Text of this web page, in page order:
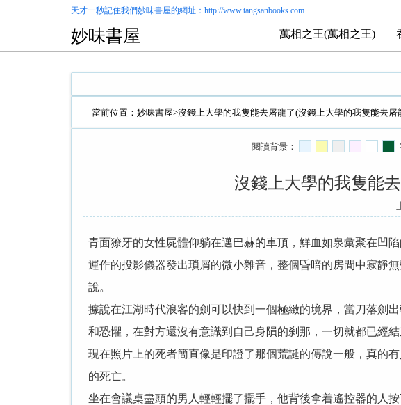
天才一秒記住我們妙味書屋的網址：http://www.tangsanbooks.com
妙味書屋 萬相之王(萬相之王)
當前位置： 妙味書屋>沒錢上大學的我隻能去屠龍了(沒錢上大學的我隻能去屠
閱讀背景：
沒錢上大學的我隻能
青面獠牙的女性屍體仰躺在邁巴赫的車頂，鮮血如泉彙聚在凹
運作的投影儀器發出瑣屑的微小雜音，整個昏暗的房間中寂靜
說。
據說在江湖時代浪客的劍可以快到一個極緻的境界，當刀落劍
和恐懼，在對方還沒有意識到自己身隕的刹那，一切就都已經結
現在照片上的死者簡直像是印證了那個荒誕的傳說一般，真的
的死亡。
坐在會議桌盡頭的男人輕輕擺了擺手，他背後拿着遙控器的人